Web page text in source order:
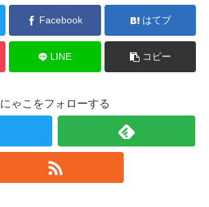
Facebook はてブ
LINE コピー
にゃこをフォローする